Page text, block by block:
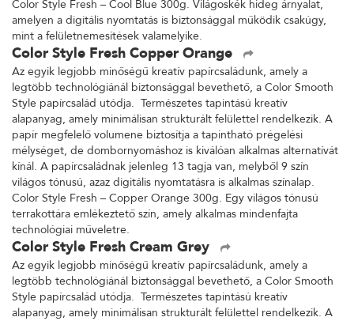
Color Style Fresh – Cool Blue 300g. Világoskék hideg árnyalat,
amelyen a digitális nyomtatás is biztonsággal működik csakúgy,
mint a felületnemesítések valamelyike.
Color Style Fresh Copper Orange
Az egyik legjobb minőségű kreatív papírcsaládunk, amely a
legtöbb technológiánál biztonsággal bevethető, a Color Smooth
Style papírcsalád utódja. Természetes tapintású kreatív
alapanyag, amely minimálisan strukturált felülettel rendelkezik. A
papír megfelelő volumene biztosítja a tapintható prégelési
mélységet, de dombornyomáshoz is kiválóan alkalmas alternatívát
kínál. A papírcsaládnak jelenleg 13 tagja van, melyből 9 szín
világos tónusú, azaz digitális nyomtatásra is alkalmas színalap.
Color Style Fresh – Copper Orange 300g. Egy világos tónusú
terrakottára emlékeztető szín, amely alkalmas mindenfajta
technológiai műveletre.
Color Style Fresh Cream Grey
Az egyik legjobb minőségű kreatív papírcsaládunk, amely a
legtöbb technológiánál biztonsággal bevethető, a Color Smooth
Style papírcsalád utódja. Természetes tapintású kreatív
alapanyag, amely minimálisan strukturált felülettel rendelkezik. A